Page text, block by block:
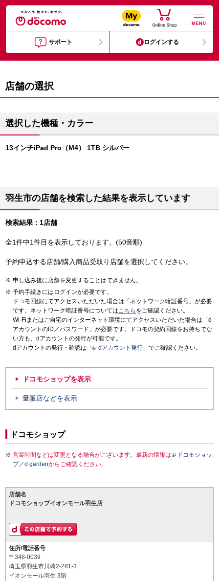
MENU
サポート ログインする
店舗の選択
選択した機種・カラー
13インチiPad Pro（M4） 1TB シルバー
羽生市の店舗を検索した結果を表示しています
検索結果：1店舗
全1件中1件目を表示しております。(50音順)
予約申込する店舗/購入商品受取り店舗を選択してください。
申し込み後に店舗を変更することはできません。
予約手続きにはログインが必要です。
ドコモ回線にてアクセスいただいた場合は「ネットワーク暗証番号」が必要
です。ネットワーク暗証番号についてはこちら をご確認ください。
Wi-Fiまたはご自宅のインターネット環境にてアクセスいただいた場合は「d
アカウントのID／パスワード」が必要です。ドコモの契約回線をお持ちでな
い方も、dアカウントの発行が可能です。
dアカウントの発行・確認は「
dアカウント発行 」でご確認ください。
ドコモショップを表示
量販店などを表示
ドコモショップ
営業時間などは変更となる場合がございます。最新の情報は
ドコモショッ
プ／d gardenからご確認ください。
店舗名
ドコモショップイオンモール羽生店
住所/電話番号
〒348-0039
埼玉県羽生市川崎2-281-3
イオンモール羽生 3階